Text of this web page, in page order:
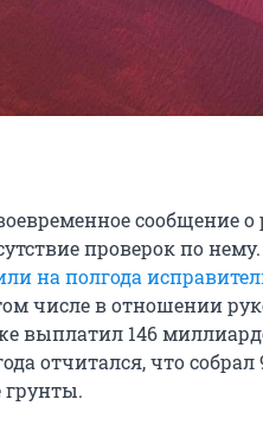
сообщение о
проверок по
на полгода
числе в отношении
выплатил 146
отчитался, что собрал
грунты.